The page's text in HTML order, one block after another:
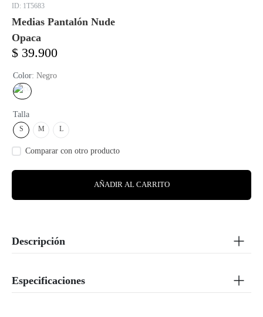
: 1T5683
Medias Pantalón Nude
Opaca
$ 39.900
Color: Negro
Talla
S M L
AÑADIR AL CARRITO
Descripción
Especificaciones